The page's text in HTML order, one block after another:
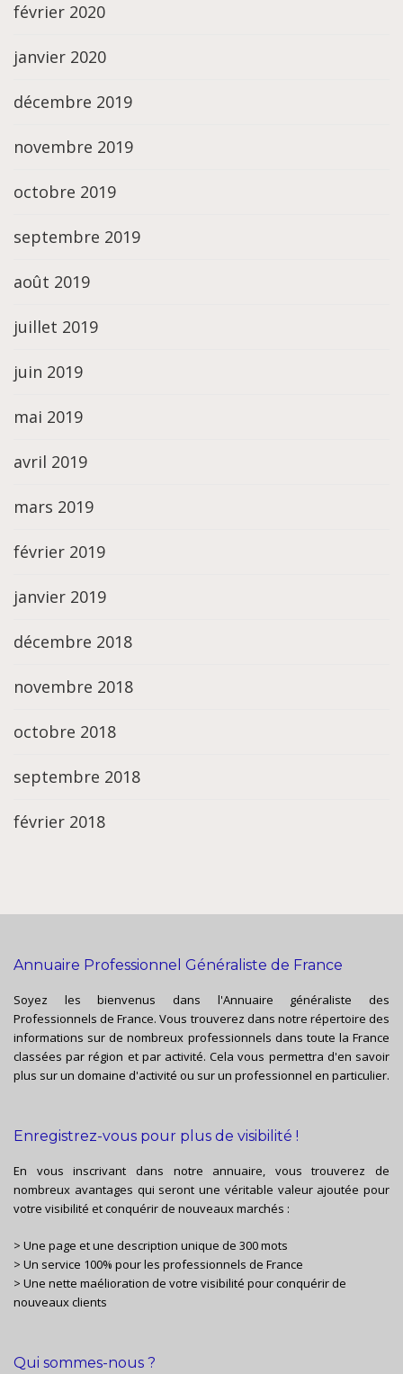
février 2020
janvier 2020
décembre 2019
novembre 2019
octobre 2019
septembre 2019
août 2019
juillet 2019
juin 2019
mai 2019
avril 2019
mars 2019
février 2019
janvier 2019
décembre 2018
novembre 2018
octobre 2018
septembre 2018
février 2018
Annuaire Professionnel Généraliste de France
Soyez les bienvenus dans l'Annuaire généraliste des
Professionnels de France. Vous trouverez dans notre répertoire des
informations sur de nombreux professionnels dans toute la France
classées par région et par activité. Cela vous permettra d'en savoir
plus sur un domaine d'activité ou sur un professionnel en particulier.
Enregistrez-vous pour plus de visibilité !
En vous inscrivant dans notre annuaire, vous trouverez de
nombreux avantages qui seront une véritable valeur ajoutée pour
votre visibilité et conquérir de nouveaux marchés :
> Une page et une description unique de 300 mots
> Un service 100% pour les professionnels de France
> Une nette maélioration de votre visibilité pour conquérir de
nouveaux clients
Qui sommes-nous ?